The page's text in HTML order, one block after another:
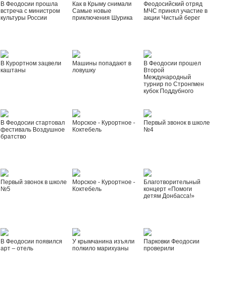
В Феодосии прошла
встреча с министром
культуры России
Как в Крыму снимали
Самые новые
приключения Шурика
Феодосийский отряд
МЧС принял участие в
акции Чистый берег
В Курортном зацвели
каштаны
Машины попадают в
ловушку
В Феодосии прошел
Второй
Международный
турнир по Стронгмен
кубок Поддубного
В Феодосии стартовал
фестиваль Воздушное
братство
Морское - Курортное -
Коктебель
Первый звонок в школе
№4
Первый звонок в школе
№5
Морское - Курортное -
Коктебель
Благотворительный
концерт «Помоги
детям Донбасса!»
В Феодосии появился
арт – отель
У крымчанина изъяли
полкило марихуаны
Парковки Феодосии
проверили